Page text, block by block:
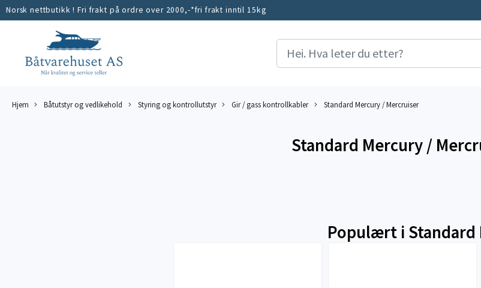
Norsk nettbutikk ! Fri frakt på ordre over 2000,-*fri frakt inntil 15kg
Hjem Båtutstyr og vedlikehold Styring og kontrollutstyr Gir / gass kontrollkabler Standard Mercury / Mercruiser
Standard Mercury /
Populært i